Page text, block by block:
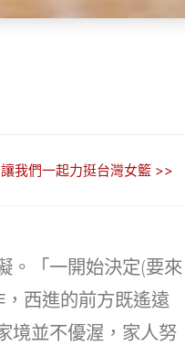
我們一起力挺台灣女籃 >>
。「一開始決定(要來
西進的前方既遙遠
境並不優渥，家人努